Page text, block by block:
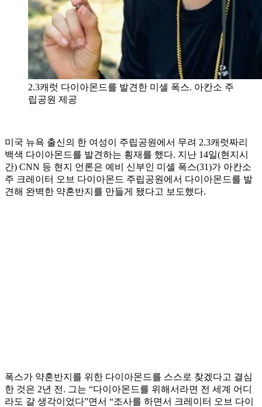
2.3캐럿 다이아몬드를 발견한 미셸 폭스. 아칸소 주
립공원 제공
미국 뉴욕 출신의 한 여성이 주립공원에서 무려 2.3캐럿짜리
백색 다이아몬드를 발견하는 횡재를 했다. 지난 14일(현지시
간) CNN 등 현지 언론은 예비 신부인 미셸 폭스(31)가 아칸소
주 크레이터 오브 다이아몬드 주립공원에서 다이아몬드를 발
견해 완벽한 약혼반지를 만들게 됐다고 보도했다.
폭스가 약혼반지를 위한 다이아몬드를 스스로 찾겠다고 결심
한 것은 2년 전. 그는 “다이아몬드를 위해서라면 전 세계 어디
라도 갈 생각이었다”면서 “조사를 하면서 크레이터 오브 다이